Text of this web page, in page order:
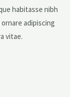
habitasse nibh
adipiscing
vitae.